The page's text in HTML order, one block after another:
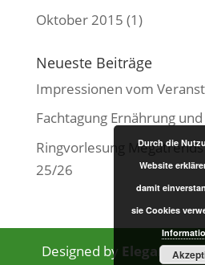
Oktober 2015 (1)
Neueste Beiträge
Impressionen vom
Fachtagung Ernährung
Ringvorlesung
25/26
Designed by Elegant
Durch die
Website
damit
sie Cookies